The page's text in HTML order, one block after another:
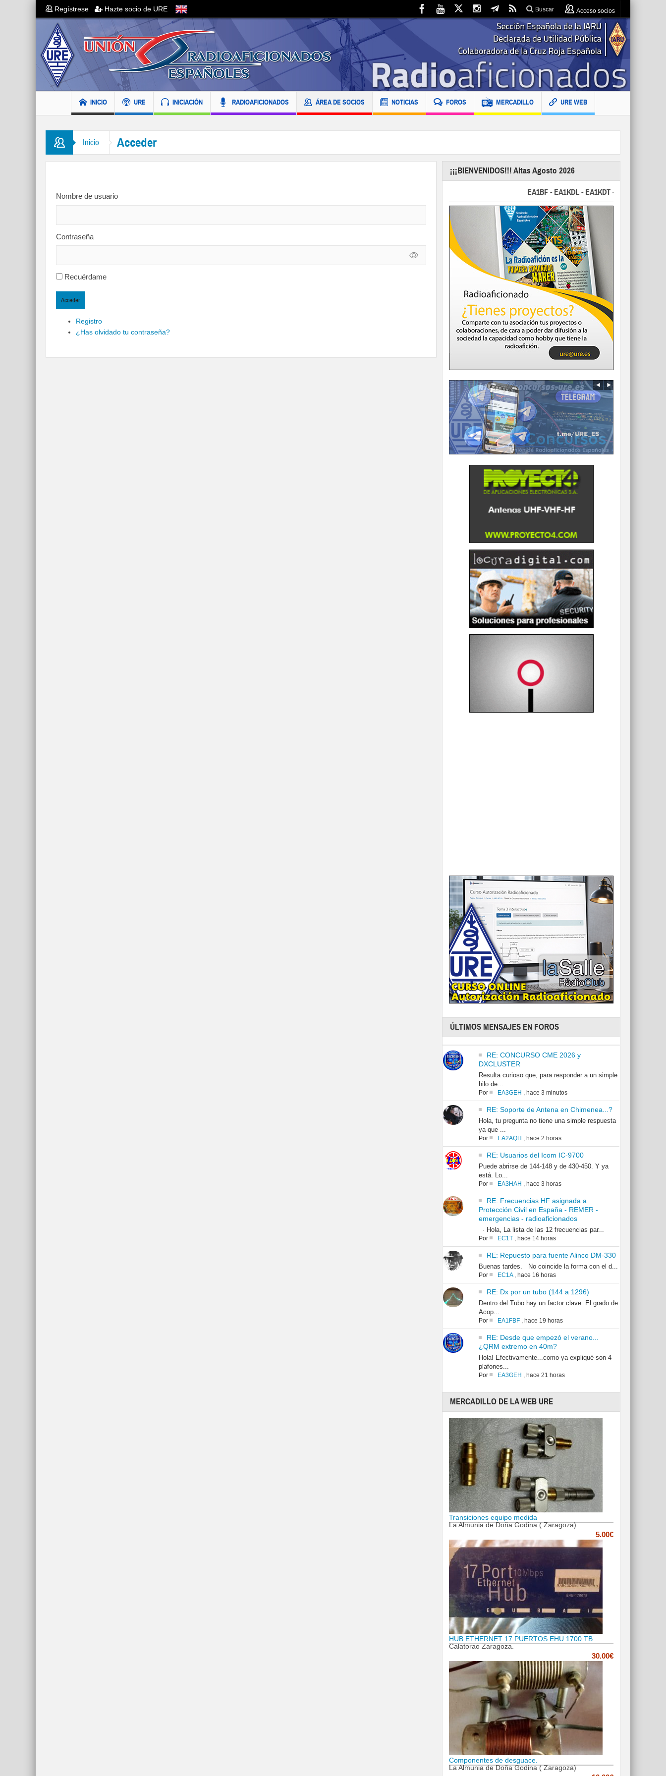
Regístrese Hazte socio de URE Buscar Acceso socios
INICIO URE INICIACIÓN RADIOAFICIONADOS ÁREA DE SOCIOS NOTICIAS FOROS MERCADILLO URE WEB
Inicio Acceder
Nombre de usuario
Contraseña
Recuérdame
Acceder
Registro
¿Has olvidado tu contraseña?
¡¡¡BIENVENIDOS!!! Altas Agosto 2026
EA1BF - EA1KDL - EA1KDT - EA2FBJ - EA2FJU -
ÚLTIMOS MENSAJES EN FOROS
RE: CONCURSO CME 2026 y
DXCLUSTER
Resulta curioso que, para responder a un simple
hilo de...
Por EA3GEH , hace 3 minutos
RE: Soporte de Antena en Chimenea...?
Hola, tu pregunta no tiene una simple respuesta
ya que ...
Por EA2AQH , hace 2 horas
RE: Usuarios del Icom IC-9700
Puede abrirse de 144-148 y de 430-450. Y ya
está. Lo...
Por EA3HAH , hace 3 horas
RE: Frecuencias HF asignada a
Protección Civil en España - REMER -
emergencias - radioaficionados
· Hola, La lista de las 12 frecuencias par...
Por EC1T, hace 14 horas
RE: Repuesto para fuente Alinco DM-330
Buenas tardes. No coincide la forma con el d...
Por EC1A, hace 16 horas
RE: Dx por un tubo (144 a 1296)
Dentro del Tubo hay un factor clave: El grado de
Acop...
Por EA1FBF, hace 19 horas
RE: Desde que empezó el verano...
¿QRM extremo en 40m?
Hola! Efectivamente...como ya expliqué son 4
plafones...
Por EA3GEH , hace 21 horas
MERCADILLO DE LA WEB URE
Transiciones equipo medida
La Almunia de Doña Godina ( Zaragoza)
5.00€
HUB ETHERNET 17 PUERTOS EHU 1700 TB
Calatorao Zaragoza.
30.00€
Componentes de desguace.
La Almunia de Doña Godina ( Zaragoza)